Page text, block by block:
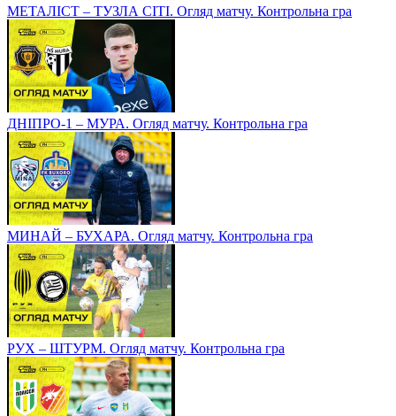
МЕТАЛІСТ – ТУЗЛА СІТІ. Огляд матчу. Контрольна гра
ДНІПРО-1 – МУРА. Огляд матчу. Контрольна гра
МИНАЙ – БУХАРА. Огляд матчу. Контрольна гра
РУХ – ШТУРМ. Огляд матчу. Контрольна гра